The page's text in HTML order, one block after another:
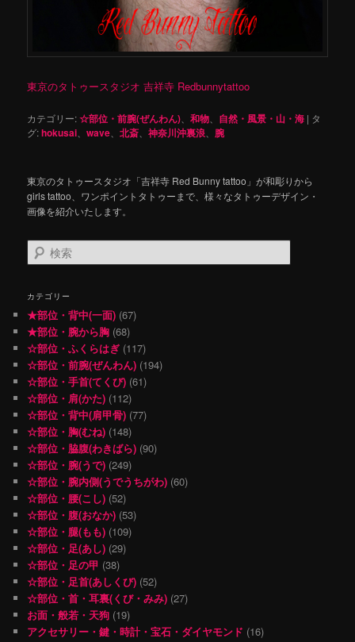
東京のタトゥースタジオ 吉祥寺 Redbunnytattoo
カテゴリー:☆部位・前腕(ぜんわん) 、和物 自然・風景・山・海 | タ
グ:hokusai 、wave 、北斎 、神奈川沖裏浪 腕
東京のタトゥースタジオ「吉祥寺 Red Bunny tattoo」が和彫りから
girls tattoo、ワンポイントタトゥーまで、様々なタトゥーデザイン・
画像を紹介いたします。
検
索
カテゴリー
★部位・背中(一面) (67)
★部位・腕から胸 (68)
☆部位・ふくらはぎ (117)
☆部位・前腕(ぜんわん) (194)
☆部位・手首(てくび) (61)
☆部位・肩(かた) (112)
☆部位・背中(肩甲骨) (77)
☆部位・胸(むね) (148)
☆部位・脇腹(わきばら) (90)
☆部位・腕(うで) (249)
☆部位・腕内側(うでうちがわ) (60)
☆部位・腰(こし) (52)
☆部位・腹(おなか) (53)
☆部位・腿(もも) (109)
☆部位・足(あし) (29)
☆部位・足の甲 (38)
☆部位・足首(あしくび) (52)
☆部位・首・耳裏(くび・みみ) (27)
お面・般若・天狗 (19)
アクセサリー・鍵・時計・宝石・ダイヤモンド (16)